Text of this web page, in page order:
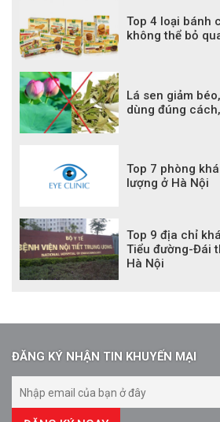
Top 4 loại bánh
không thể bỏ
Lá sen giảm
dùng đúng
Top 7 phòng
lượng ở Hà Nội
Top 9 địa chỉ
Tiểu đường-Đái
Hà Nội
ĐĂNG KÝ NHẬN TIN KHUYẾN MẠI